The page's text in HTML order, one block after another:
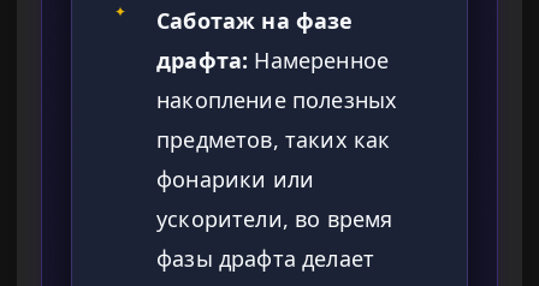
✦
Саботаж на фазе
драфта: Намеренное
накопление полезных
предметов, таких как
фонарики или
ускорители, во время
фазы драфта делает